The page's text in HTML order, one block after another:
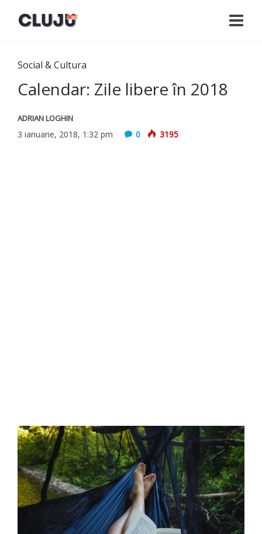
Social & Cultura
Calendar: Zile libere în 2018
ADRIAN LOGHIN
3 ianuarie, 2018, 1:32 pm 0 3195